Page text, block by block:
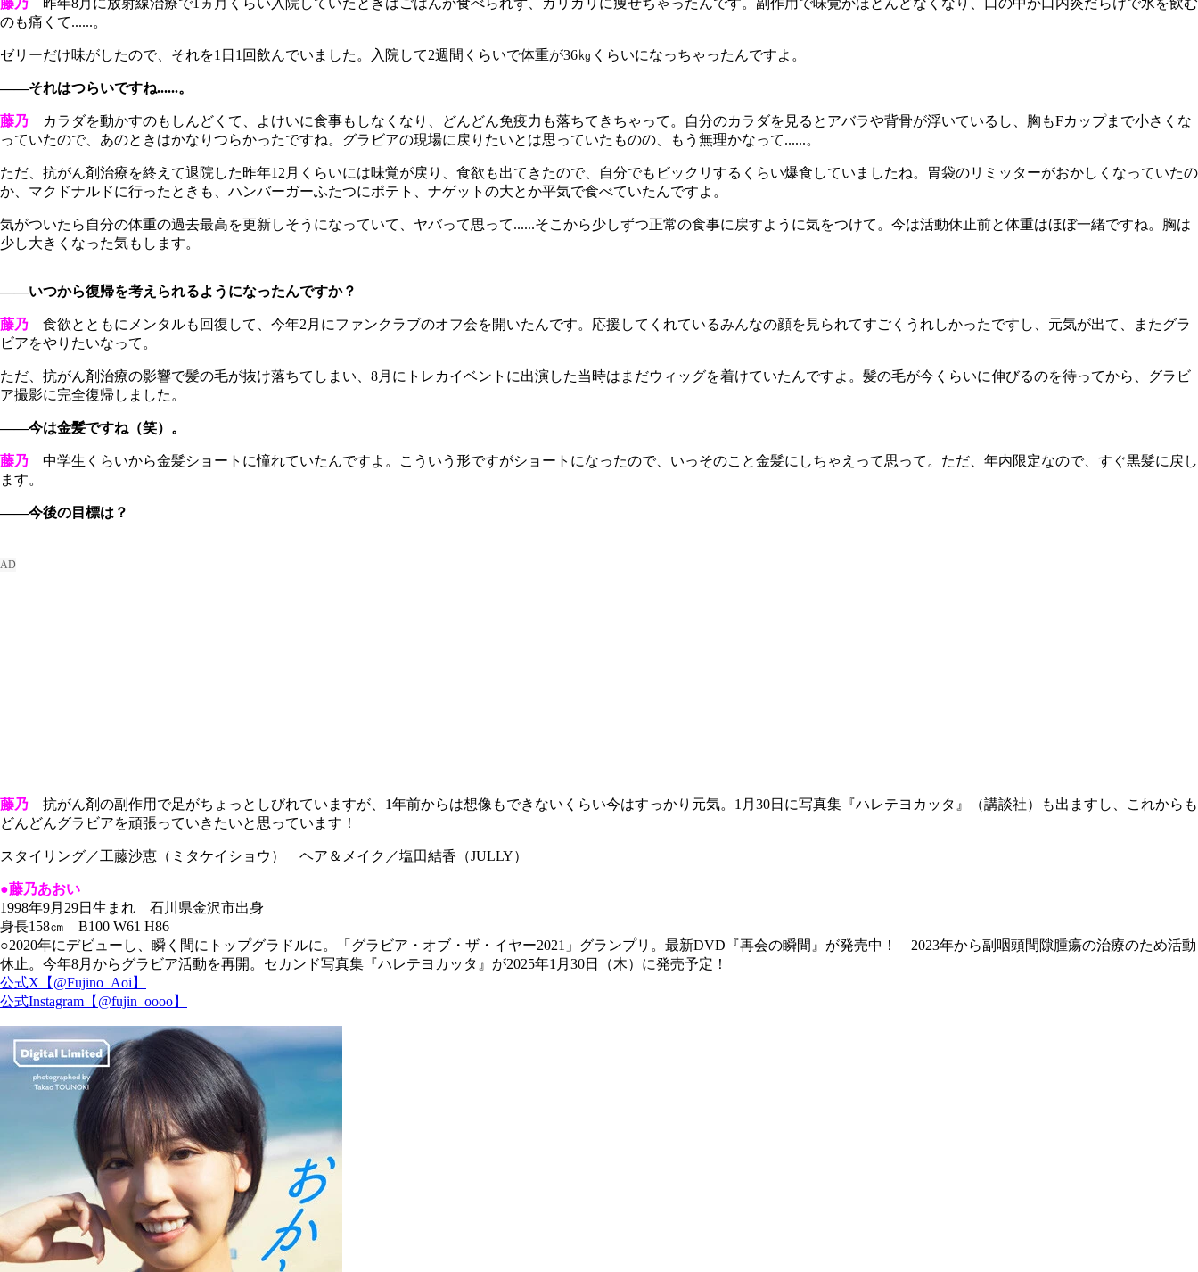
藤乃 昨年8月に放射線治療で1ヵ月くらい入院していたときはごはんが食べられず、ガリガリに痩せちゃったんです。副作用で味覚がほとんどなくなり、口の中が口内炎だらけで水を飲む
のも痛くて......。
ゼリーだけ味がしたので、それを1日1回飲んでいました。入院して2週間くらいで体重が36㎏くらいになっちゃったんですよ。
――それはつらいですね......。
藤乃 カラダを動かすのもしんどくて、よけいに食事もしなくなり、どんどん免疫力も落ちてきちゃって。自分のカラダを見るとアバラや背骨が浮いているし、胸もFカップまで小さくな
っていたので、あのときはかなりつらかったですね。グラビアの現場に戻りたいとは思っていたものの、もう無理かなって......。
ただ、抗がん剤治療を終えて退院した昨年12月くらいには味覚が戻り、食欲も出てきたので、自分でもビックリするくらい爆食していましたね。胃袋のリミッターがおかしくなっていたの
か、マクドナルドに行ったときも、ハンバーガーふたつにポテト、ナゲットの大とか平気で食べていたんですよ。
気がついたら自分の体重の過去最高を更新しそうになっていて、ヤバって思って......そこから少しずつ正常の食事に戻すように気をつけて。今は活動休止前と体重はほぼ一緒ですね。胸は
少し大きくなった気もします。
――いつから復帰を考えられるようになったんですか？
藤乃 食欲とともにメンタルも回復して、今年2月にファンクラブのオフ会を開いたんです。応援してくれているみんなの顔を見られてすごくうれしかったですし、元気が出て、またグラ
ビアをやりたいなって。
ただ、抗がん剤治療の影響で髪の毛が抜け落ちてしまい、8月にトレカイベントに出演した当時はまだウィッグを着けていたんですよ。髪の毛が今くらいに伸びるのを待ってから、グラビ
ア撮影に完全復帰しました。
――今は金髪ですね（笑）。
藤乃 中学生くらいから金髪ショートに憧れていたんですよ。こういう形ですがショートになったので、いっそのこと金髪にしちゃえって思って。ただ、年内限定なので、すぐ黒髪に戻し
ます。
――今後の目標は？
藤乃 抗がん剤の副作用で足がちょっとしびれていますが、1年前からは想像もできないくらい今はすっかり元気。1月30日に写真集『ハレテヨカッタ』（講談社）も出ますし、これからも
どんどんグラビアを頑張っていきたいと思っています！
スタイリング／工藤沙恵（ミタケイショウ） ヘア＆メイク／塩田結香（JULLY）
●藤乃あおい
1998年9月29日生まれ 石川県金沢市出身
身長158㎝ B100 W61 H86
○2020年にデビューし、瞬く間にトップグラドルに。「グラビア・オブ・ザ・イヤー2021」グランプリ。最新DVD『再会の瞬間』が発売中！ 2023年から副咽頭間隙腫瘍の治療のため活動
休止。今年8月からグラビア活動を再開。セカンド写真集『ハレテヨカッタ』が2025年1月30日（木）に発売予定！
公式X【@Fujino_Aoi】
公式Instagram【@fujin_oooo】